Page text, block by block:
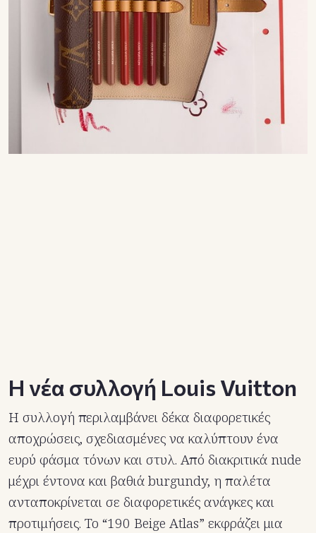
Η νέα συλλογή Louis Vuitton
Η συλλογή περιλαμβάνει δέκα διαφορετικές
αποχρώσεις, σχεδιασμένες να καλύπτουν ένα
ευρύ φάσμα τόνων και στυλ. Από διακριτικά nude
μέχρι έντονα και βαθιά burgundy, η παλέτα
ανταποκρίνεται σε διαφορετικές ανάγκες και
προτιμήσεις. Το “190 Beige Atlas” εκφράζει μια